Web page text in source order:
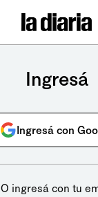
Ingresá
Ingresá con
O ingresá con tu